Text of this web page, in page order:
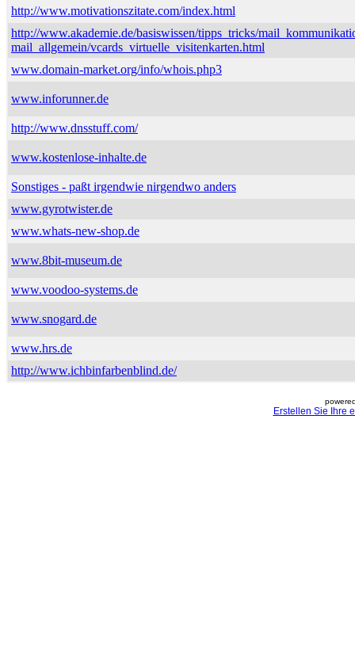
http://www.motivationszitate.com/index.html
http://www.akademie.de/basiswissen/tipps_tricks/
mail_allgemein/vcards_virtuelle_visitenkarten.html
www.domain-market.org/info/whois.php3
www.inforunner.de
http://www.dnsstuff.com/
www.kostenlose-inhalte.de
Sonstiges - paßt irgendwie nirgendwo anders
www.gyrotwister.de
www.whats-new-shop.de
www.8bit-museum.de
www.voodoo-systems.de
www.snogard.de
www.hrs.de
http://www.ichbinfarbenblind.de/
Erstellen Sie Ihre